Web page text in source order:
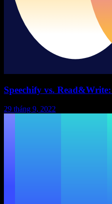
Speechify vs.
29 tháng 9, 2022